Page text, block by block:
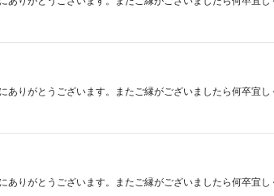
ありがとうございます。またご縁がございましたら何卒宜し
ありがとうございます。またご縁がございましたら何卒宜し